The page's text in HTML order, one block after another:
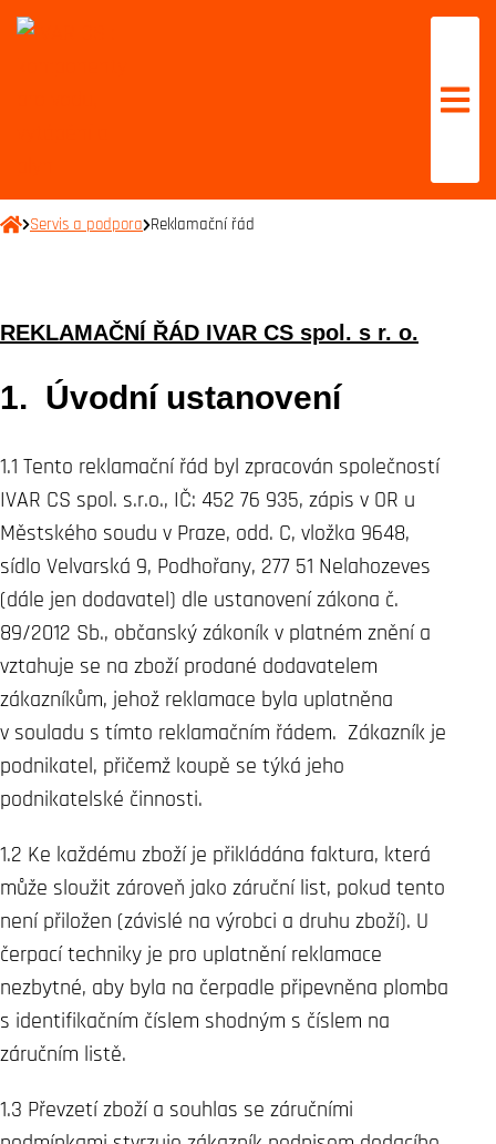
Servis a podpora Reklamační řád
REKLAMAČNÍ ŘÁD IVAR CS spol. s r. o.
1. Úvodní ustanovení
1.1 Tento reklamační řád byl zpracován společností
IVAR CS spol. s.r.o., IČ: 452 76 935, zápis v OR u
Městského soudu v Praze, odd. C, vložka 9648,
sídlo Velvarská 9, Podhořany, 277 51 Nelahozeves
(dále jen dodavatel) dle ustanovení zákona č.
89/2012 Sb., občanský zákoník v platném znění a
vztahuje se na zboží prodané dodavatelem
zákazníkům, jehož reklamace byla uplatněna
v souladu s tímto reklamačním řádem. Zákazník je
podnikatel, přičemž koupě se týká jeho
podnikatelské činnosti.
1.2 Ke každému zboží je přikládána faktura, která
může sloužit zároveň jako záruční list, pokud tento
není přiložen (závislé na výrobci a druhu zboží). U
čerpací techniky je pro uplatnění reklamace
nezbytné, aby byla na čerpadle připevněna plomba
s identifikačním číslem shodným s číslem na
záručním listě.
1.3 Převzetí zboží a souhlas se záručními